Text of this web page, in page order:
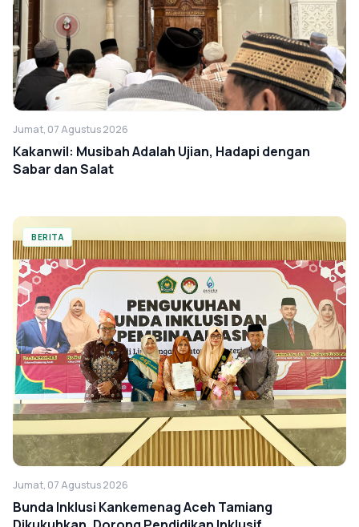
Jumat, 07 Agustus 2026
Kakanwil: Musibah Adalah Ujian, Hadapi dengan
Sabar dan Salat
BERITA
Jumat, 07 Agustus 2026
Bunda Inklusi Kankemenag Aceh Tamiang